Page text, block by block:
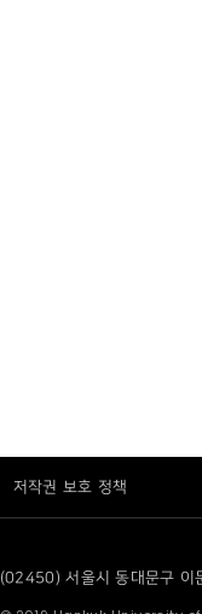
저작권 보호 정책
(02450) 서울시 동대문구